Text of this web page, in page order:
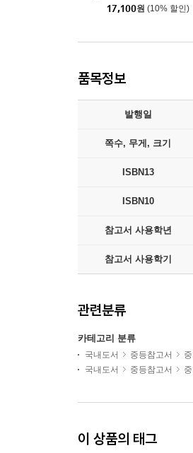
17,100원 (10% 할인)
품목정보
발행일
쪽수, 무게, 크기
ISBN13
ISBN10
참고서 사용학년
참고서 사용학기
관련분류
카테고리 분류
국내도서 중등참고서
국내도서
중등참고서
이 상품의 태그